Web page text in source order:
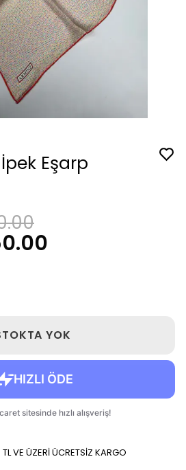
Eşarp
YOK
VE ÜZERİ ÜCRETSİZ KARGO